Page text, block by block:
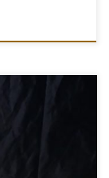
indica,